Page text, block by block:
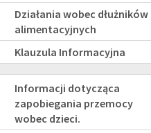
Działania wobec dłużników
alimentacyjnych
Klauzula Informacyjna
PRZEMOC
Informacji dotycząca
zapobiegania przemocy
wobec dzieci.